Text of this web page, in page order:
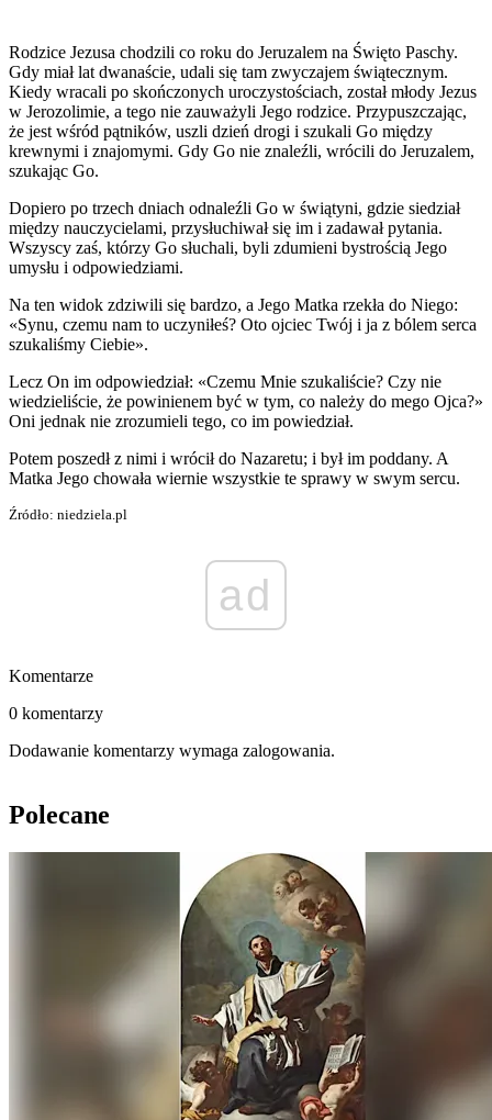
Rodzice Jezusa chodzili co roku do Jeruzalem na Święto Paschy.
Gdy miał lat dwanaście, udali się tam zwyczajem świątecznym.
Kiedy wracali po skończonych uroczystościach, został młody Jezus
w Jerozolimie, a tego nie zauważyli Jego rodzice. Przypuszczając,
że jest wśród pątników, uszli dzień drogi i szukali Go między
krewnymi i znajomymi. Gdy Go nie znaleźli, wrócili do Jeruzalem,
szukając Go.
Dopiero po trzech dniach odnaleźli Go w świątyni, gdzie siedział
między nauczycielami, przysłuchiwał się im i zadawał pytania.
Wszyscy zaś, którzy Go słuchali, byli zdumieni bystrością Jego
umysłu i odpowiedziami.
Na ten widok zdziwili się bardzo, a Jego Matka rzekła do Niego:
«Synu, czemu nam to uczyniłeś? Oto ojciec Twój i ja z bólem serca
szukaliśmy Ciebie».
Lecz On im odpowiedział: «Czemu Mnie szukaliście? Czy nie
wiedzieliście, że powinienem być w tym, co należy do mego Ojca?»
Oni jednak nie zrozumieli tego, co im powiedział.
Potem poszedł z nimi i wrócił do Nazaretu; i był im poddany. A
Matka Jego chowała wiernie wszystkie te sprawy w swym sercu.
Źródło: niedziela.pl
ad
Komentarze
0 komentarzy
Dodawanie komentarzy wymaga zalogowania.
Polecane